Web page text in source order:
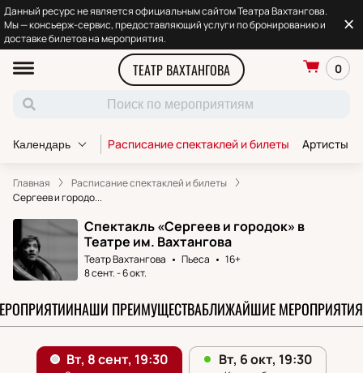
Данный ресурс не является официальным сайтом Театра Вахтангова.
Мы — консьерж-сервис, предоставляющий услуги по бронированию и
доставке билетов на мероприятия.
ТЕАТР ВАХТАНГОВА 0
Календарь Расписание спектаклей и билеты Артисты
Главная
Расписание спектаклей и билеты
Сергеев и городо...
Спектакль «Сергеев и городок» в
Театре им. Вахтангова
Театр Вахтангова Пьеса
16+
8 сент.-6 окт.
НАШИ ПРЕИМУЩЕСТВАБЛИЖАЙШИЕ МЕРОПРИЯТИЯ